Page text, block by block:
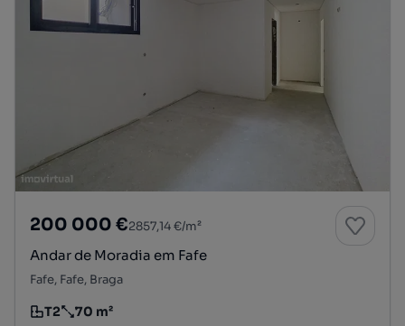
200 000 €2857,14 €/m²
Andar de Moradia em Fafe
Fafe, Fafe, Braga
Tipologia
T2
Preço por metro quadrado
70 m²